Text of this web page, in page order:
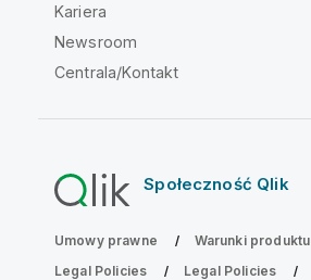
Kariera
Newsroom
Centrala/Kontakt
Społeczność Qlik
Umowy prawne
Warunki produktu
Legal Policies
Legal Policies